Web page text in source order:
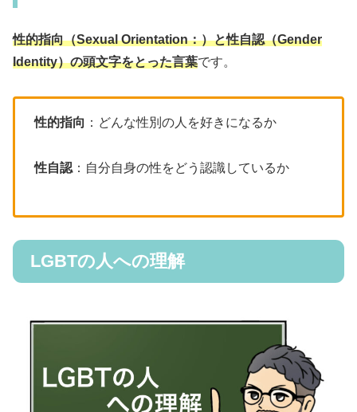
性的指向（Sexual Orientation：）と性自認（Gender
Identity）の頭文字をとった言葉です。
性的指向 ：どんな性別の人を好きになるか
性自認 ：自分自身の性をどう認識しているか
LGBTの人への理解